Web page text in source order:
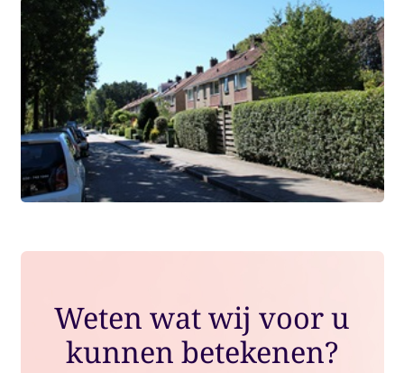
Weten wat wij voor u
kunnen betekenen?